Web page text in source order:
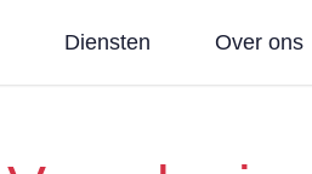
Diensten Over ons